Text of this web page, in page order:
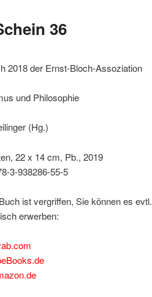
36
2018 der Ernst-Bloch-Assoziation
und Philosophie
(Hg.)
22 x 14 cm, Pb., 2019
3-938286-55-5
ist vergriffen, Sie können es evtl.
erwerben: